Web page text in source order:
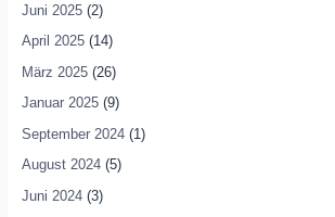
Juni 2025(2)
April 2025(14)
März 2025(26)
Januar 2025(9)
September 2024(1)
August 2024(5)
Juni 2024(3)